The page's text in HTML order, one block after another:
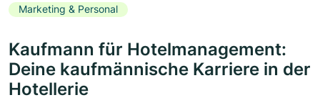
Marketing & Personal
Kaufmann für Hotelmanagement:
Deine kaufmännische Karriere in der
Hotellerie